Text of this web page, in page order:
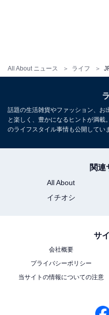
All About ニュース ライフ
駅から本館・イトーヨーカドーに
」など多くの店舗
話題の生活雑貨やファッション、お
と楽しく、豊かになるヒントが満載
のライフスタイル事情も公開してい
関連
All About
イチオシ
サ
会社概要
プライバシーポリシー
当サイトの情報についての注意